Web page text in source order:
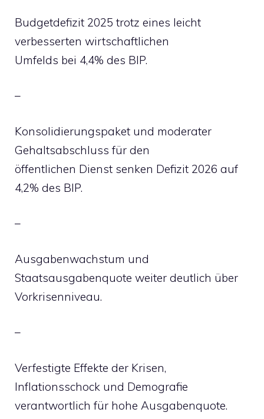
Budgetdefizit 2025 trotz eines leicht
verbesserten wirtschaftlichen
Umfelds bei 4,4% des BIP.
–
Konsolidierungspaket und moderater
Gehaltsabschluss für den
öffentlichen Dienst senken Defizit 2026 auf
4,2% des BIP.
–
Ausgabenwachstum und
Staatsausgabenquote weiter deutlich über
Vorkrisenniveau.
–
Verfestigte Effekte der Krisen,
Inflationsschock und Demografie
verantwortlich für hohe Ausgabenquote.